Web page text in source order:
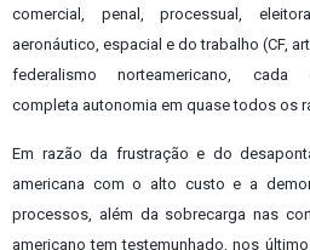
comercial, penal, processual,
aeronáutico, espacial e do trabalho (CF,
federalismo norteamericano, cada
completa autonomia em quase todos os
Em razão da frustração e do
americana com o alto custo e a
processos, além da sobrecarga nas
americano tem testemunhado, nos